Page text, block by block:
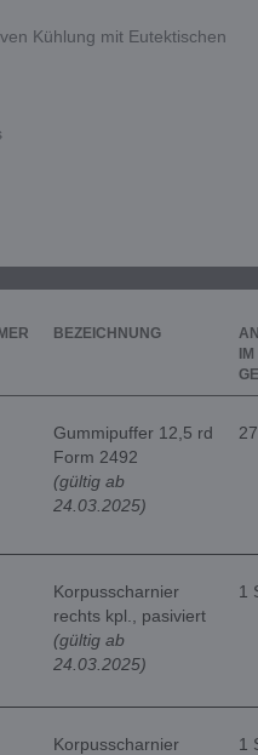
Kühlung mit Eutektischen
BEZEICHNUNG
IM
Gummipuffer 12,5 rd
Form 2492
(gültig ab
24.03.2025)
Korpusscharnier
rechts kpl., pasiviert
(gültig ab
24.03.2025)
1
Korpusscharnier
1